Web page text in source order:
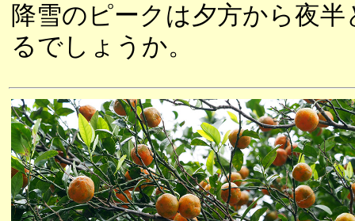
降雪のピークは夕方から夜
るでしょうか。